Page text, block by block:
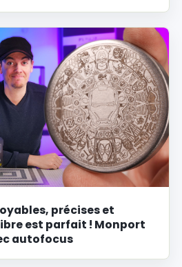
précises et
est parfait ! Monport
autofocus